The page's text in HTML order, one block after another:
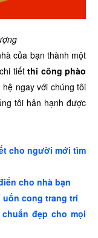
của bạn thành một
tiếtthi công phào
ngay với chúng tôi
tôi hân hạnh được
cho người mới tìm
cho nhà bạn
cong trang trí
đẹp cho mọi